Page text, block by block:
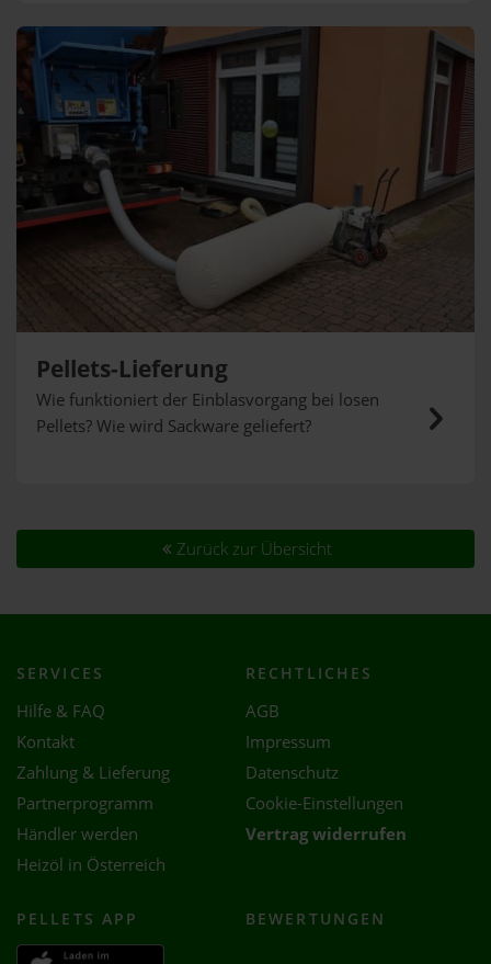
Pellets-Lieferung
Wie funktioniert der Einblasvorgang bei losen
Pellets? Wie wird Sackware geliefert?
Zurück zur Übersicht
SERVICES
Hilfe & FAQ
Kontakt
Zahlung & Lieferung
Partnerprogramm
Händler werden
Heizöl in Österreich
RECHTLICHES
AGB
Impressum
Datenschutz
Cookie-Einstellungen
Vertrag widerrufen
PELLETS APP BEWERTUNGEN